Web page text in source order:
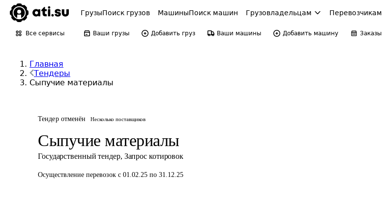
ГрузыПоиск грузов МашиныПоиск машин Грузовладельцам Перевозчикам
Все сервисы Ваши грузы Добавить груз Ваши машины Добавить машину Заказы
Главная
Тендеры
Сыпучие материалы
Тендер отменён Несколько поставщиков
Сыпучие материалы
Государственный тендер, Запрос котировок
Осуществление перевозок с 01.02.25 по 31.12.25